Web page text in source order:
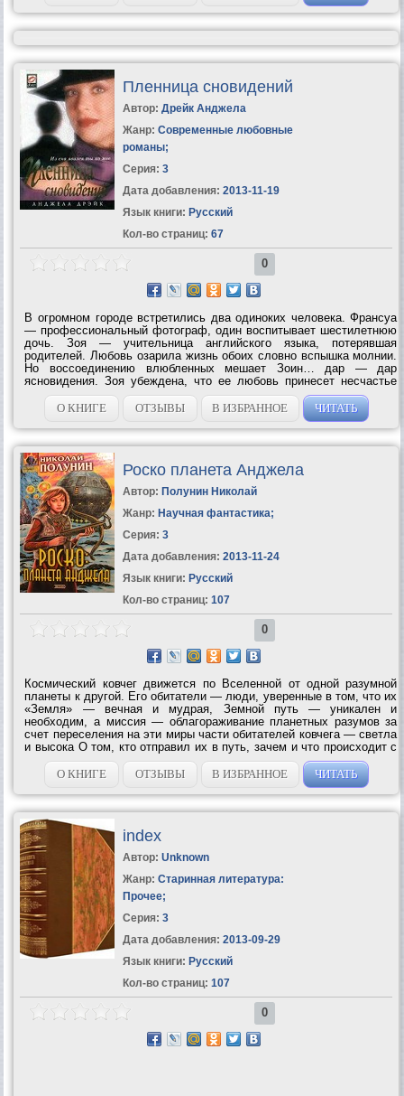
Пленница сновидений
Автор: Дрейк Анджела
Жанр: Современные любовные
романы;
Серия: 3
Дата добавления: 2013-11-19
Язык книги: Русский
Кол-во страниц: 67
0
В огромном городе встретились два одиноких человека. Франсуа
— профессиональный фотограф, один воспитывает шестилетнюю
дочь. Зоя — учительница английского языка, потерявшая
родителей. Любовь озарила жизнь обоих словно вспышка молнии.
Но воссоединению влюбленных мешает Зоин… дар — дар
ясновидения. Зоя убеждена, что ее любовь принесет несчастье
Франсуа, и причин сомневаться в том, что так и будет, у нее нет:
ее провидческие сны...
О КНИГЕ ОТЗЫВЫ В ИЗБРАННОЕ ЧИТАТЬ
Роско планета Анджела
Автор: Полунин Николай
Жанр: Научная фантастика;
Серия: 3
Дата добавления: 2013-11-24
Язык книги: Русский
Кол-во страниц: 107
0
Космический ковчег движется по Вселенной от одной разумной
планеты к другой. Его обитатели — люди, уверенные в том, что их
«Земля» — вечная и мудрая, Земной путь — уникален и
необходим, а миссия — облагораживание планетных разумов за
счет переселения на эти миры части обитателей ковчега — светла
и высока О том, кто отправил их в путь, зачем и что происходит с
планетами, пережившими «переселение», задумываться не
принято и опасно. У...
О КНИГЕ ОТЗЫВЫ В ИЗБРАННОЕ ЧИТАТЬ
index
Автор: Unknown
Жанр: Старинная литература:
Прочее;
Серия: 3
Дата добавления: 2013-09-29
Язык книги: Русский
Кол-во страниц: 107
0